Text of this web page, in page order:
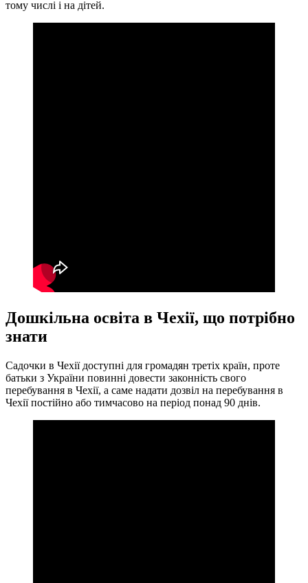
тому числі і на дітей.
Дошкільна освіта в Чехії, що потрібно
знати
Садочки в Чехії доступні для громадян третіх країн, проте
батьки з України повинні довести законність свого
перебування в Чехії, а саме надати дозвіл на перебування в
Чехії постійно або тимчасово на період понад 90 днів.